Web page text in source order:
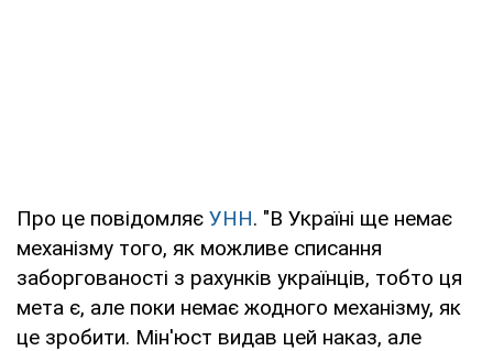
Про це повідомляє УНН. "В Україні ще немає
механізму того, як можливе списання
заборгованості з рахунків українців, тобто ця
мета є, але поки немає жодного механізму, як
це зробити. Мін'юст видав цей наказ, але